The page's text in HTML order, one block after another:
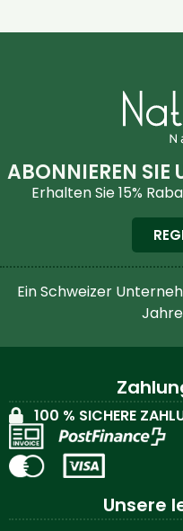
ABONNIEREN SIE
Erhalten Sie 15%
Ein Schweizer
100 % SICHERE
Unsere